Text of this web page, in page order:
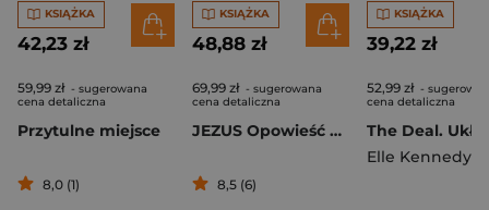
KSIĄŻKA
42,23 zł
59,99 zł - sugerowana
cena detaliczna
Przytulne miejsce
8,0 (1)
KSIĄŻKA
48,88 zł
69,99 zł - sugerowana
cena detaliczna
JEZUS Opowieść o życiu Mistrza z Nazarethu
8,5 (6)
KSIĄŻKA
39,22 zł
52,99 zł -
cena detaliczna
Elle Kennedy